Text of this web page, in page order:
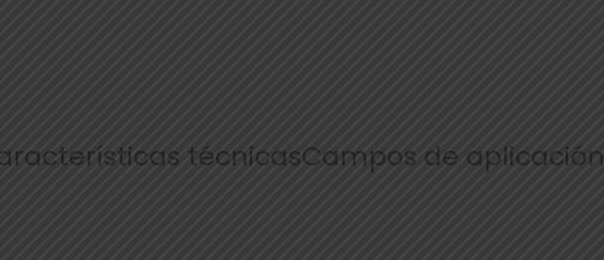
técnicasCampos de aplicación